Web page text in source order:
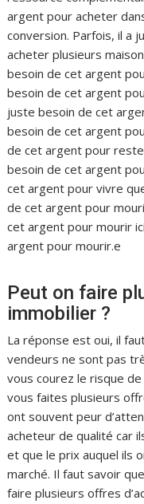
argent pour acheter
conversion. Parfois, il a
acheter plusieurs
besoin de cet argent
besoin de cet argent
juste besoin de cet
besoin de cet argent
de cet argent pour
besoin de cet argent
cet argent pour vivre
de cet argent pour
cet argent pour mourir
argent pour mourir.e
Peut on faire
immobilier ?
La réponse est oui, il
vendeurs ne sont pas
vous courez le risque
vous faites plusieurs
ont souvent peur
acheteur de qualité car
et que le prix auquel ils
marché. Il faut savoir
faire plusieurs offres